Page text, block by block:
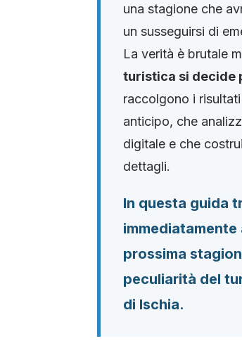
una stagione che
un susseguirsi di
La verità è brutale
turistica si decide
raccolgono i
anticipo, che
digitale e che
dettagli.
In questa guida
prossima
peculiarità del
di Ischia.